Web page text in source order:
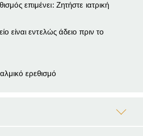
επιμένει: Ζητήστε ιατρική
είναι εντελώς άδειο πριν το
ερεθισμό